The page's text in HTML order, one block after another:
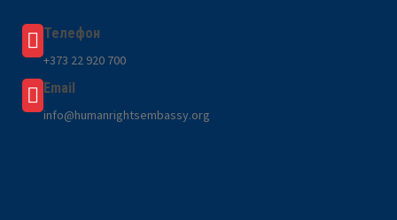
Телефон
+373 22 920 700
Email
info@humanrightsembassy.org